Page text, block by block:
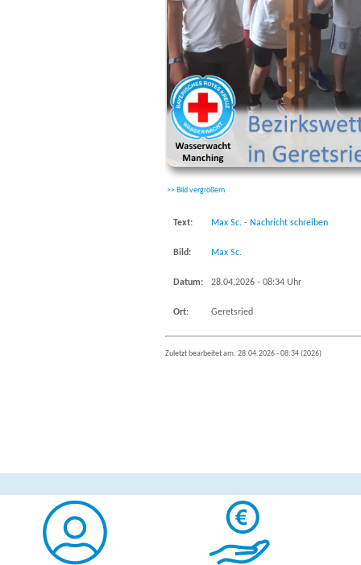
>> Bild vergrößern
Text: Max Sc. - Nachricht schreiben
Bild: Max Sc.
Datum: 28.04.2026 - 08:34 Uhr
Ort: Geretsried
Zuletzt bearbeitet am: 28.04.2026 - 08:34 (2026)